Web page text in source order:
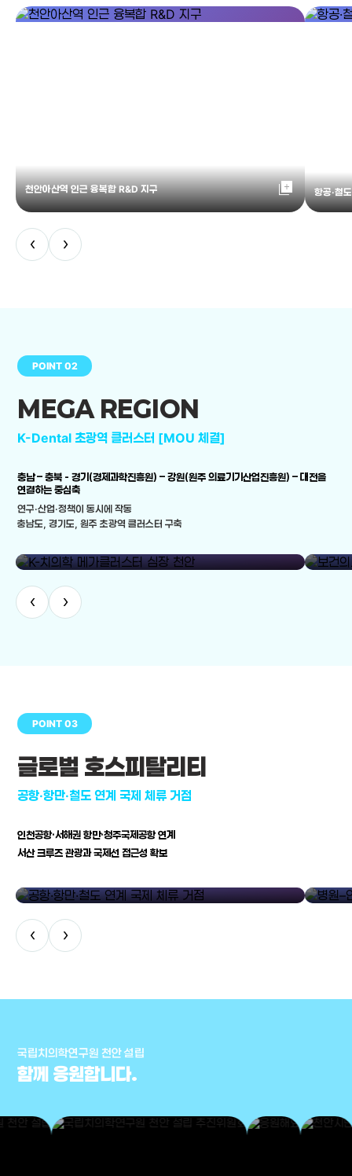
천안아산역 인근 융복합 R&D 지구 library_add 항공·철
‹ ›
POINT 02
MEGA REGION
K-Dental 초광역 클러스터 [MOU 체결]
충남 – 충북 - 경기(경제과학진흥원) – 강원(원주 의료기기산업진흥원) – 대전을
연결하는 중심축
연구·산업·정책이 동시에 작동
충남도, 경기도, 원주 초광역 클러스터 구축
‹ ›
POINT 03
글로벌 호스피탈리티
공항·항만·철도 연계 국제 체류 거점
인천공항·서해권 항만·청주국제공항 연계
서산 크루즈 관광과 국제선 접근성 확보
‹ ›
국립치의학연구원 천안 설립
함께 응원합니다.